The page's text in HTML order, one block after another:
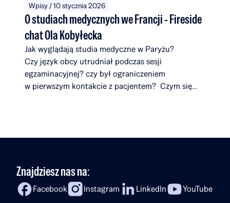
Wpisy / 10 stycznia 2026
O studiach medycznych we Francji - Fireside
chat Ola Kobyłecka
Jak wyglądają studia medyczne w Paryżu?
Czy język obcy utrudniał podczas sesji
egzaminacyjnej? czy był ograniczeniem
w pierwszym kontakcie z pacjentem? Czym się
odcinku Fireside Chat Rafał Brzoska rozmawia
do medycyny, badaniach nad onkologią, studiach
w Paryżu oraz planach powrotu do Polski.
To rozmowa o ambicji, odwadze w podejmowaniu
Znajdziesz nas na:
Facebook Instagram LinkedIn YouTube